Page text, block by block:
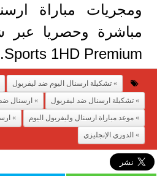
ومجريات مباراة
Sports 1HD Premium.
تشكيلة ارسنال اليوم ضد ليفربول
تشكيلة ارسنال ضد ليفربول
ارسنال
موعد مباراة ارسنال وليفربول اليوم
الدوري الإنجليزي